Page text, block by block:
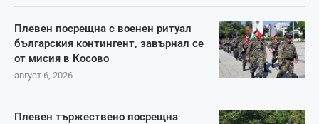
Плевен посрещна с военен ритуал
българския контингент, завърнал се
от мисия в Косово
август 6, 2026
Плевен тържествено посрещна